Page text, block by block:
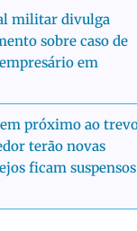
militar divulga
sobre caso de
em
próximo ao
terão novas
ficam suspensos